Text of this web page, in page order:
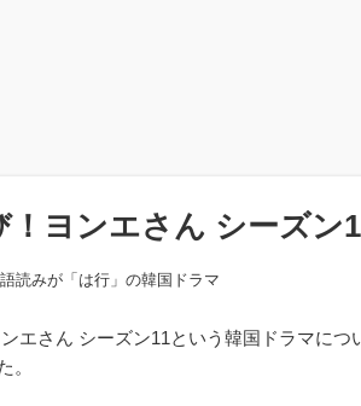
！ヨンエさん シーズン
読みが「は行」の韓国ドラマ
エさん シーズン11という韓国ドラマに
。